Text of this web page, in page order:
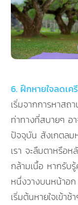
6. ฝึกหายใจลดเค
เริ่มจากการหาสถ
ท่าทางที่สบายๆ
ปัจจุบัน สังเกตลม
เรา จะลืมตาหรือ
กล้ามเนื้อ หากรับ
หนึ่งวางบนหน้าอ
เริ่มต้นหายใจเข้า